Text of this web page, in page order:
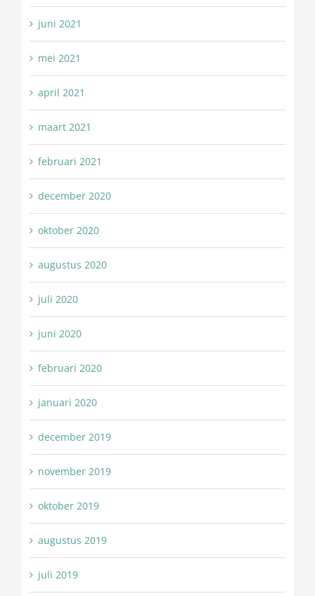
juni 2021
mei 2021
april 2021
maart 2021
februari 2021
december 2020
oktober 2020
augustus 2020
juli 2020
juni 2020
februari 2020
januari 2020
december 2019
november 2019
oktober 2019
augustus 2019
juli 2019